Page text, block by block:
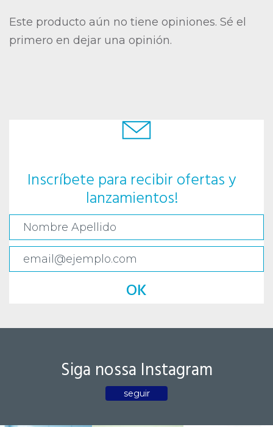
Este producto aún no tiene opiniones. Sé el
primero en dejar una opinión.
Inscríbete para recibir ofertas y
lanzamientos!
OK
Siga nossa Instagram
seguir